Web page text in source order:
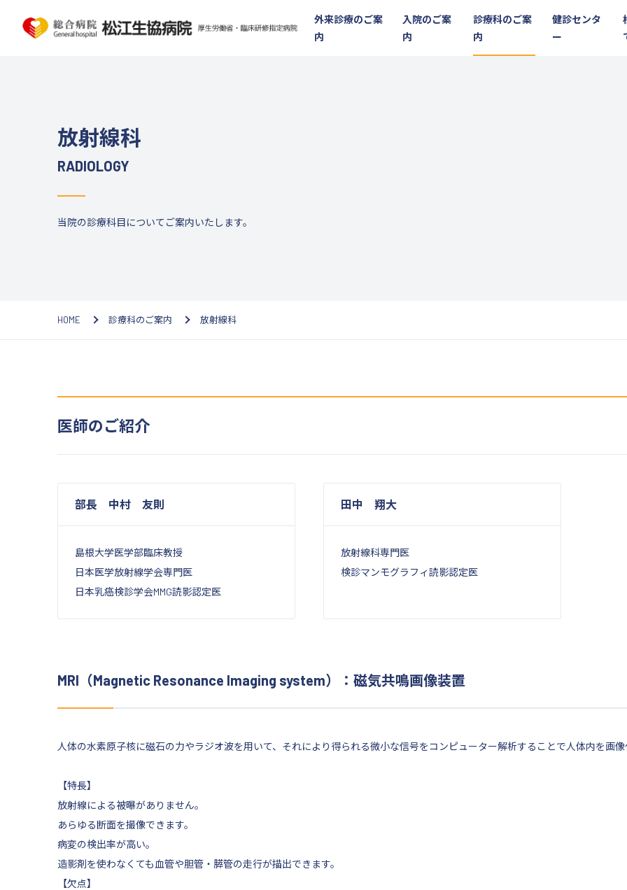
外来診療のご案
内
入院のご案
内
診療科のご案
内
健診センタ
ー
放射線科
RADIOLOGY
当院の診療科目についてご案内いたします。
HOME 診療科のご案内 放射線科
医師のご紹介
部長 中村 友則
島根大学医学部臨床教授
日本医学放射線学会専門医
日本乳癌検診学会MMG読影認定医
田中 翔大
放射線科専門医
検診マンモグラフィ読影認定医
MRI（Magnetic Resonance Imaging system）：磁気共鳴画像装置
人体の水素原子核に磁石の力やラジオ波を用いて、それにより得られる微小な信号をコンピューター解析することで人体内を画
【特長】
放射線による被曝がありません。
あらゆる断面を撮像できます。
病変の検出率が高い。
造影剤を使わなくても血管や胆管・膵管の走行が描出できます。
【欠点】